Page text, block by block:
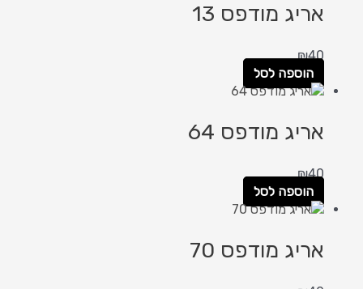
אריג מודפס 13
₪40
הוספה לסל
אריג מודפס 64
₪40
הוספה לסל
אריג מודפס 70